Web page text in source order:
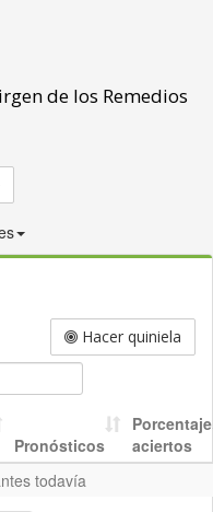
de los Remedios
Hacer quiniela
Pronósticos
Porcentaje
aciertos
todavía